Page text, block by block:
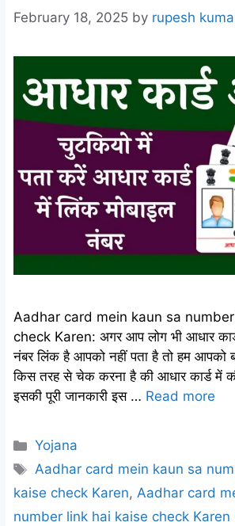
February 18, 2025 by rupesh
Aadhar card mein kaun sa
check Karen: अगर आप लोग भी आधार
नंबर लिंक है आपको नहीं पता है तो हम आपको
किस तरह से चेक करना है की ‌आधार कार्ड में
इसकी पूरी जानकारी इस … Read more
Categories
Yojana
Tags
Aadhar card mein kaun sa
kaise check Karen, Aadhar card
number link hai kaise check Karen